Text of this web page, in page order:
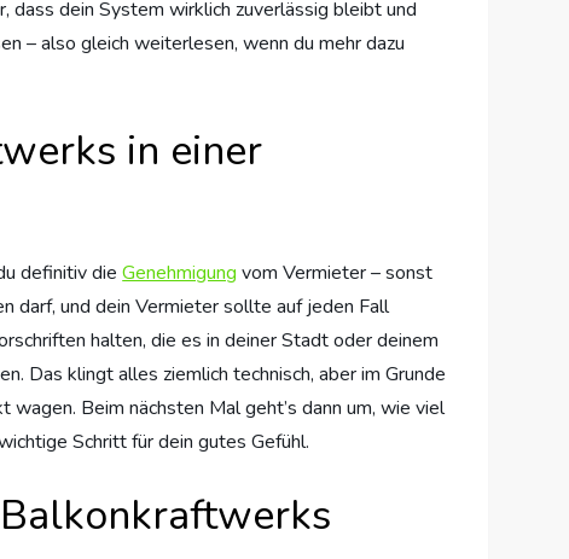
dass dein System wirklich zuverlässig bleibt und
– also gleich weiterlesen, wenn du mehr dazu
in einer
definitiv dieGenehmigung vom Vermieter – sonst
darf, und dein Vermieter sollte auf jeden Fall
halten, die es in deiner Stadt oder deinem
Das klingt alles ziemlich technisch, aber im Grunde
Beim nächsten Mal geht’s dann um, wie viel
Schritt für dein gutes Gefühl.